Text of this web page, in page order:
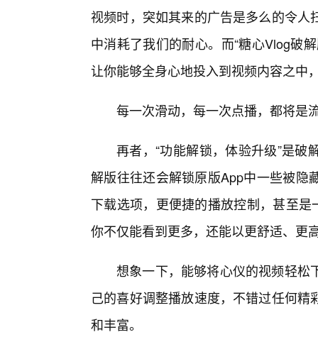
视频时，突如其来的广告是多么的令
中消耗了我们的耐心。而“糖心Vlog破
让你能够全身心地投入到视频内容之中
每一次滑动，每一次点播，都将是
再者，“功能解锁，体验升级”是
解版往往还会解锁原版App中一些被隐
下载选项，更便捷的播放控制，甚至
你不仅能看到更多，还能以更舒适、更
想象一下，能够将心仪的视频轻松
己的喜好调整播放速度，不错过任何
和丰富。